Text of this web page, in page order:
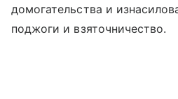
домогательства и
поджоги и взяточничество.